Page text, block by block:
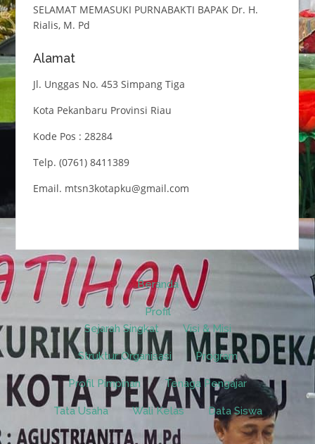
SELAMAT MEMASUKI PURNABAKTI BAPAK Dr. H.
Rialis, M. Pd
Alamat
Jl. Unggas No. 453 Simpang Tiga
Kota Pekanbaru Provinsi Riau
Kode Pos : 28284
Telp. (0761) 8411389
Email. mtsn3kotapku@gmail.com
Beranda
Profil
Sejarah Singkat
Visi & Misi
Struktur Organisasi Program
Profil Pimpinan Tenaga Pengajar
Tata Usaha Wali Kelas Data Siswa